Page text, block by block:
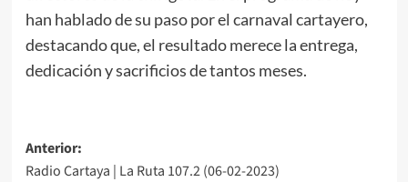
han hablado de su paso por el carnaval cartayero,
destacando que, el resultado merece la entrega,
dedicación y sacrificios de tantos meses.
Anterior:
Radio Cartaya | La Ruta 107.2 (06-02-2023)